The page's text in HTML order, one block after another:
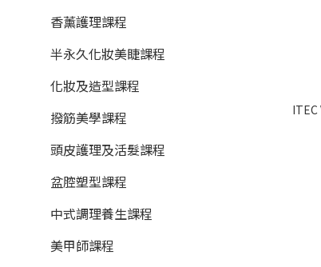
香薰護理課程
半永久化妝美睫課程
化妝及造型課程
撥筋美學課程
頭皮護理及活髮課程
盆腔塑型課程
中式調理養生課程
美甲師課程